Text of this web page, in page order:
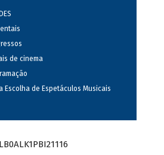
de cinema
Escolha de Espetáculos Musicais